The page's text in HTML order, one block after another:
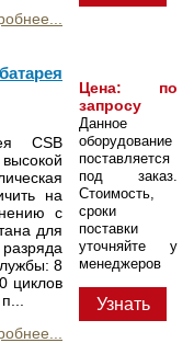
Цена: по
запросу
Данное
оборудование
поставляется
под заказ.
Стоимость,
сроки
поставки
уточняйте у
менеджеров
Узнать
CSB
на
с
для
8
циклов